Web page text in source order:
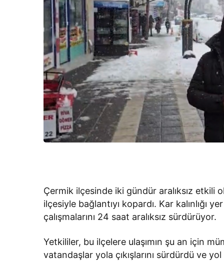
Çermik ilçesinde iki gündür aralıksız etkili
ilçesiyle bağlantıyı kopardı. Kar kalınlığı
çalışmalarını 24 saat aralıksız sürdürüyor.
Yetkililer, bu ilçelere ulaşımın şu an için
vatandaşlar yola çıkışlarını sürdürdü ve